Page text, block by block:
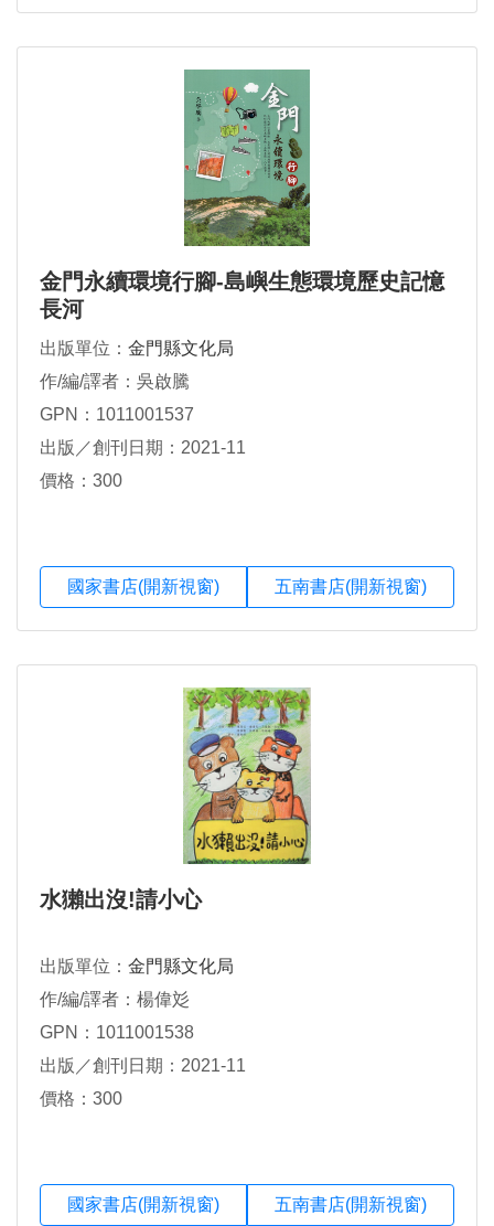
金門永續環境行腳-島嶼生態環境歷史記憶
長河
出版單位： 金門縣文化局
作/編/譯者：吳啟騰
GPN：1011001537
出版／創刊日期：2021-11
價格：300
國家書店(開新視窗) 五南書店(開新視窗)
水獺出沒!請小心
出版單位： 金門縣文化局
作/編/譯者：楊偉彣
GPN：1011001538
出版／創刊日期：2021-11
價格：300
國家書店(開新視窗) 五南書店(開新視窗)